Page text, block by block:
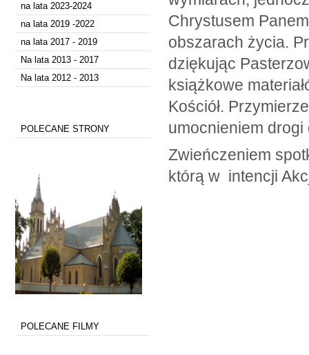
na lata 2023-2024
na lata 2019 -2022
na lata 2017 - 2019
Na lata 2013 - 2017
Na lata 2012 - 2013
POLECANE STRONY
POLECANE FILMY
Chrystusem
obszarach życia.
dziękując
książkowe
Kościół.
umocnieniem drogi
Zwieńczeniem
którą w intencji